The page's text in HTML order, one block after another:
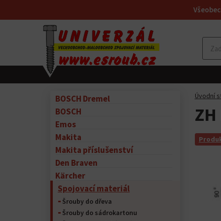
BOSCH Dremel
BOSCH
Emos
Makita
Makita příslušenství
Den Braven
Kärcher
Spojovací materiál
Šrouby do dřeva
Šrouby do sádrokartonu
Úvodní